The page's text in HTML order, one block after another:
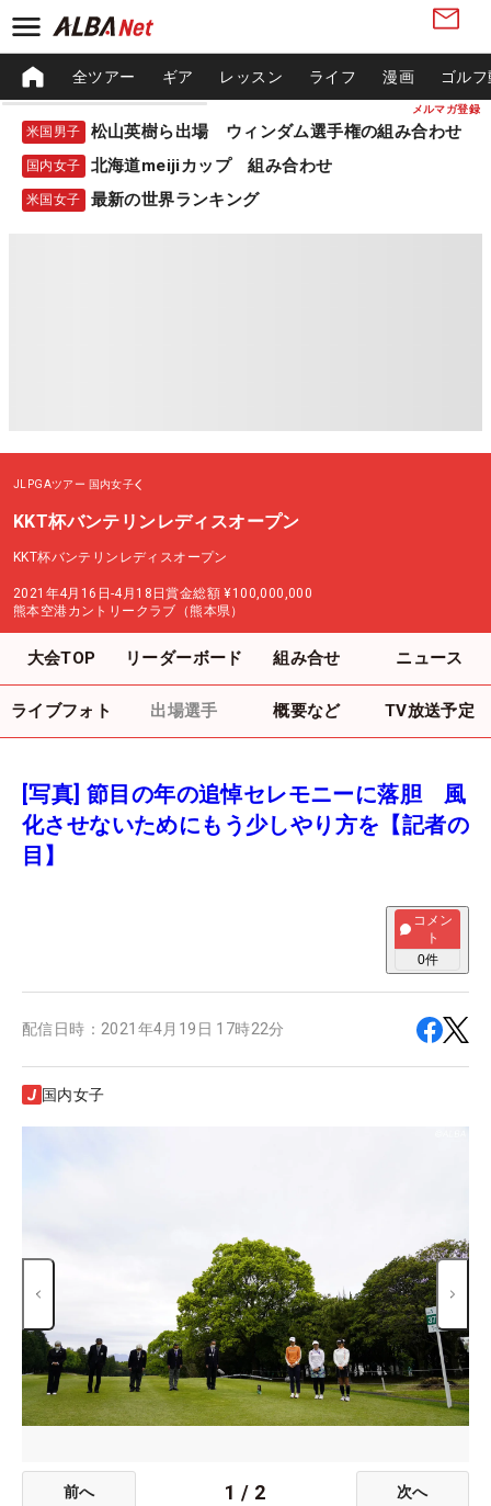
メルマガ登録
全ツアー ギア レッスン ライフ 漫画 ゴル
米国男子 松山英樹ら出場 ウィンダム選手権の組み合わせ
国内女子 北海道meijiカップ 組み合わせ
米国女子 最新の世界ランキング
JLPGAツアー 国内女子
KKT杯バンテリンレディスオープン
KKT杯バンテリンレディスオープン
2021年4月16日-4月18日賞金総額 ¥100,000,000
熊本空港カントリークラブ（熊本県）
大会TOP リーダーボード 組み合せ ニュース
ライブフォト 出場選手 概要など TV放送予定
[写真] 節目の年の追悼セレモニーに落胆 風
化させないためにもう少しやり方を【記者の
目】
コメン
ト
0件
配信日時： 2021年4月19日 17時22分
国内女子
前へ 1 / 2 次へ